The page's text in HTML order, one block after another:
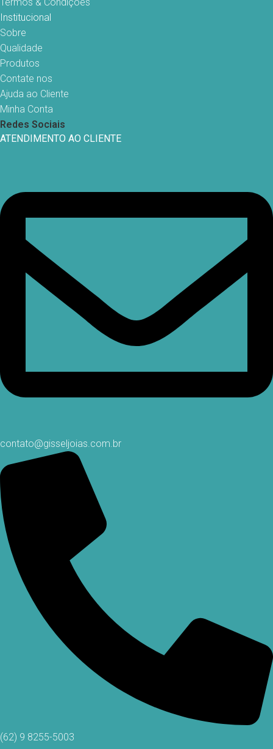
Termos & Condições
Institucional
Sobre
Qualidade
Produtos
Contate nos
Ajuda ao Cliente
Minha Conta
Redes Sociais
ATENDIMENTO AO CLIENTE
contato@gisseljoias.com.br
(62) 9 8255-5003